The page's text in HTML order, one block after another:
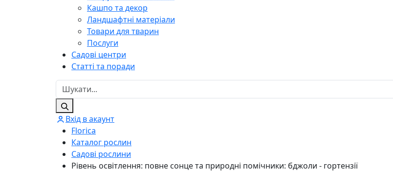
Кашпо та декор
Ландшафтні матеріали
Товари для тварин
Послуги
Садові центри
Статті та поради
Вхід в акаунт
Florica
Каталог рослин
Садові рослини
Рівень освітлення: повне сонце та природні помічники: бджоли - гортензії